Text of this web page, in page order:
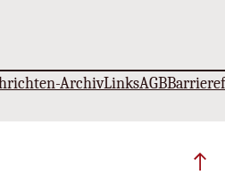
ArchivLinksAGB